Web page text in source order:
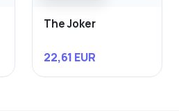
The Joker
22,61 EUR